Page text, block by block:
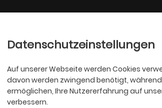
Datenschutzeinstellungen
Auf unserer Webseite werden Cookies
davon werden zwingend benötigt,
ermöglichen, Ihre Nutzererfahrung auf
verbessern.